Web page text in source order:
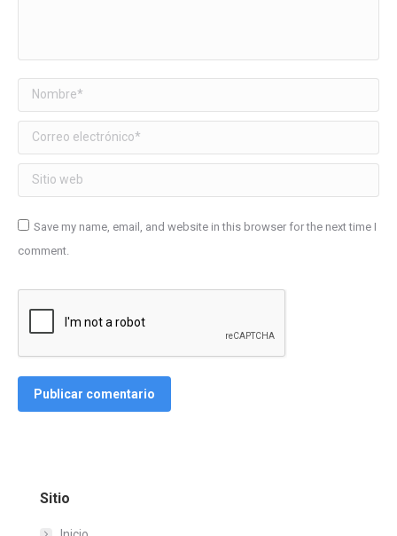
Nombre *
Correo electrónico *
Sitio web
Save my name, email, and website in this browser for the next time I
comment.
Publicar comentario
Sitio